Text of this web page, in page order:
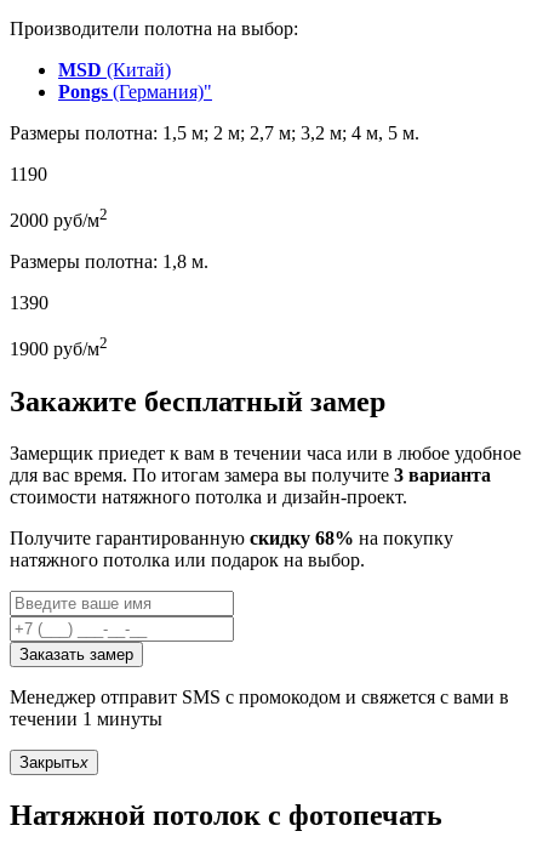
Производители полотна на выбор:
MSD (Китай)
Pongs (Германия)"
Размеры полотна: 1,5 м; 2 м; 2,7 м; 3,2 м; 4 м, 5 м.
1190
2000 руб/м2
Размеры полотна: 1,8 м.
1390
1900 руб/м2
Закажите бесплатный замер
Замерщик приедет к вам в течении часа или в любое удобное
для вас время. По итогам замера вы получите 3 варианта
стоимости натяжного потолка и дизайн-проект.
Получите гарантированную скидку 68% на покупку
натяжного потолка или подарок на выбор.
Заказать замер
Менеджер отправит SMS с промокодом и свяжется с вами в
течении 1 минуты
Закрытьx
Натяжной потолок с фотопечать